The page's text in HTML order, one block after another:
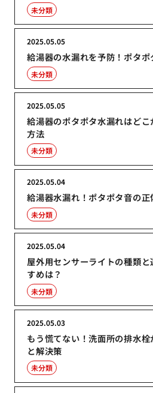
未分類
給湯器の水漏れを予防！ポタ
2025.05.05
未分類
給湯器のポタポタ水漏れはど
方法
2025.05.05
未分類
給湯器水漏れ！ポタポタ音の
2025.05.04
未分類
屋外用センサーライトの種類
すめは？
2025.05.04
未分類
もう慌てない！洗面所の排水
と解決策
2025.05.03
未分類